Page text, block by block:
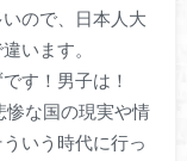
ので、日本人大
います。
す！男子は！
惨な国の現実や情
いう時代に行っ